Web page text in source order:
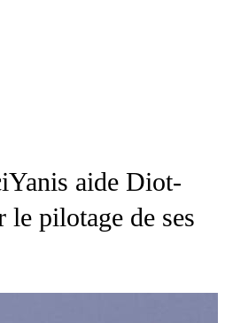
aide Diot-
pilotage de ses